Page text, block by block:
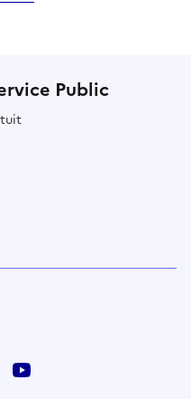
Public
Instagram